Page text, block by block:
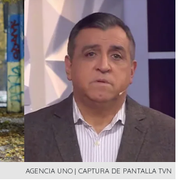
AGENCIA UNO | CAPTURA DE PANTALLA TVN